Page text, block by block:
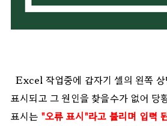
Excel 작업중에 갑자기 셀의 왼쪽
표시되고 그 원인을 찾을수가 없어 당
표시는 "오류 표시"라고 불리며 입력